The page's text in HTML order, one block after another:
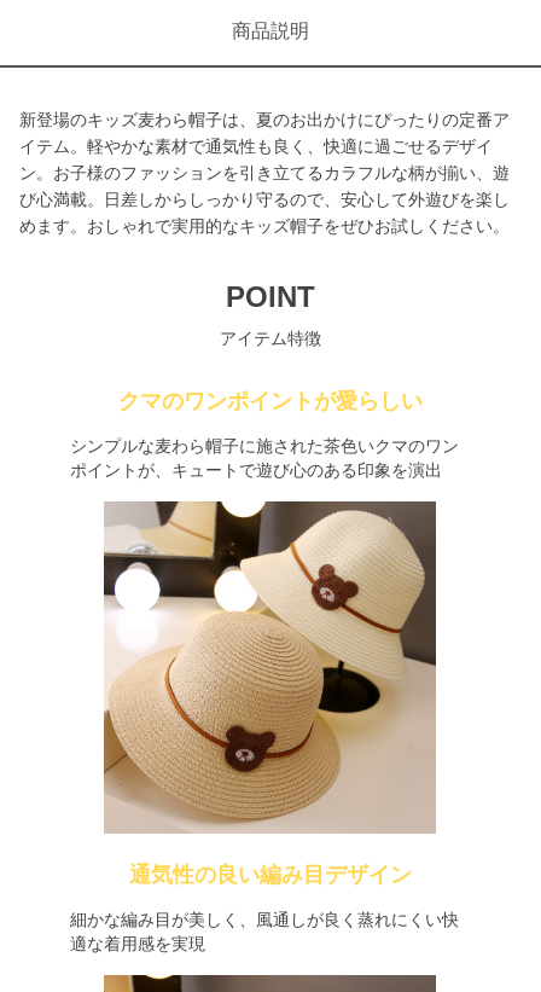
商品説明
新登場のキッズ麦わら帽子は、夏のお出かけにぴったりの定番ア
イテム。軽やかな素材で通気性も良く、快適に過ごせるデザイ
ン。お子様のファッションを引き立てるカラフルな柄が揃い、遊
び心満載。日差しからしっかり守るので、安心して外遊びを楽し
めます。おしゃれで実用的なキッズ帽子をぜひお試しください。
POINT
アイテム特徴
クマのワンポイントが愛らしい
シンプルな麦わら帽子に施された茶色いクマのワン
ポイントが、キュートで遊び心のある印象を演出
通気性の良い編み目デザイン
細かな編み目が美しく、風通しが良く蒸れにくい快
適な着用感を実現